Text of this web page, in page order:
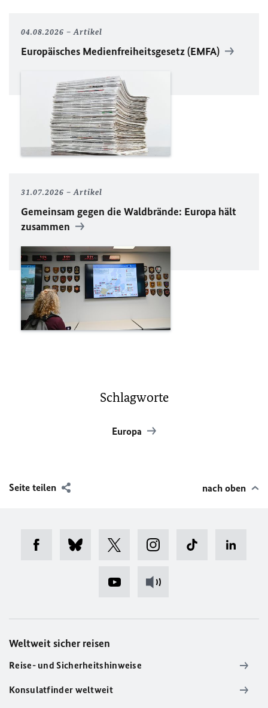
04.08.2026 Artikel
Europäisches Medienfreiheitsgesetz (EMFA)
31.07.2026 Artikel
Gemeinsam gegen die Waldbrände: Europa hält
zusammen
Schlagworte
Europa
Seite teilen nach oben
Weltweit sicher reisen
Reise- und Sicherheitshinweise
Konsulatfinder weltweit